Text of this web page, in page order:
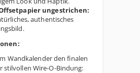
ungestrichen:
authentisches
Wandkalender den finalen
stilvollen Wire-O-Bindung: